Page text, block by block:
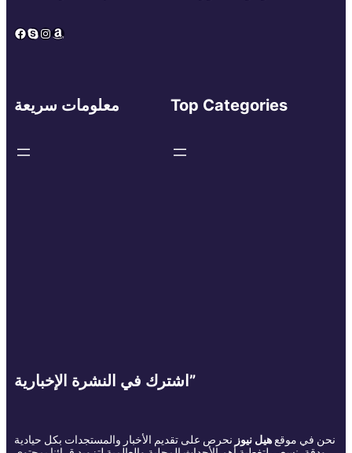
Facebook
Skype
Instagram
Amazon
معلومات سريعة Top Categories
اشترك في النشرة الإخبارية”
نحن في موقعهيل نيوز نحرص على تقديم الأخبار والمستجدات بكل حيادية